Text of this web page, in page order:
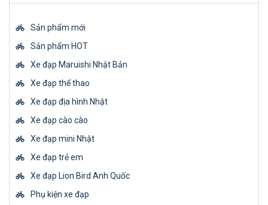
Sản phẩm mới
Sản phẩm HOT
Xe đạp Maruishi Nhật Bản
Xe đạp thể thao
Xe đạp địa hình Nhật
Xe đạp cào cào
Xe đạp mini Nhật
Xe đạp trẻ em
Xe đạp Lion Bird Anh Quốc
Phụ kiện xe đạp